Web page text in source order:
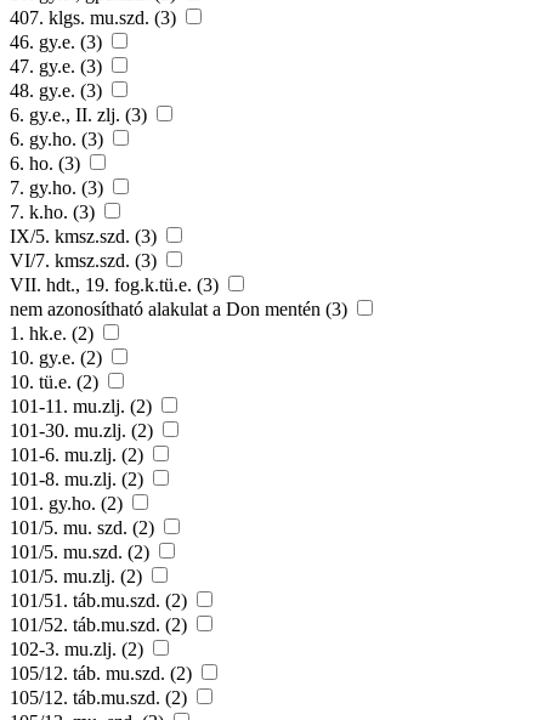
407. klgs. mu.szd. (3)
46. gy.e. (3)
47. gy.e. (3)
48. gy.e. (3)
6. gy.e., II. zlj. (3)
6. gy.ho. (3)
6. ho. (3)
7. gy.ho. (3)
7. k.ho. (3)
IX/5. kmsz.szd. (3)
VI/7. kmsz.szd. (3)
VII. hdt., 19. fog.k.tü.e. (3)
nem azonosítható alakulat a Don mentén (3)
1. hk.e. (2)
10. gy.e. (2)
10. tü.e. (2)
101-11. mu.zlj. (2)
101-30. mu.zlj. (2)
101-6. mu.zlj. (2)
101-8. mu.zlj. (2)
101. gy.ho. (2)
101/5. mu. szd. (2)
101/5. mu.szd. (2)
101/5. mu.zlj. (2)
101/51. táb.mu.szd. (2)
101/52. táb.mu.szd. (2)
102-3. mu.zlj. (2)
105/12. táb. mu.szd. (2)
105/12. táb.mu.szd. (2)